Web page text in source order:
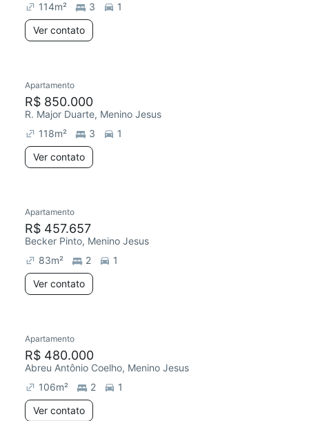
114m² 3
1
Ver contato
Chegou este mês
Apartamento
R$ 850.000
R. Major Duarte, Menino Jesus
118m² 3
1
Ver contato
Apartamento
R$ 457.657
Becker Pinto, Menino Jesus
83m² 2
1
Ver contato
Apartamento
R$ 480.000
Abreu Antônio Coelho, Menino Jesus
106m² 2
1
Ver contato